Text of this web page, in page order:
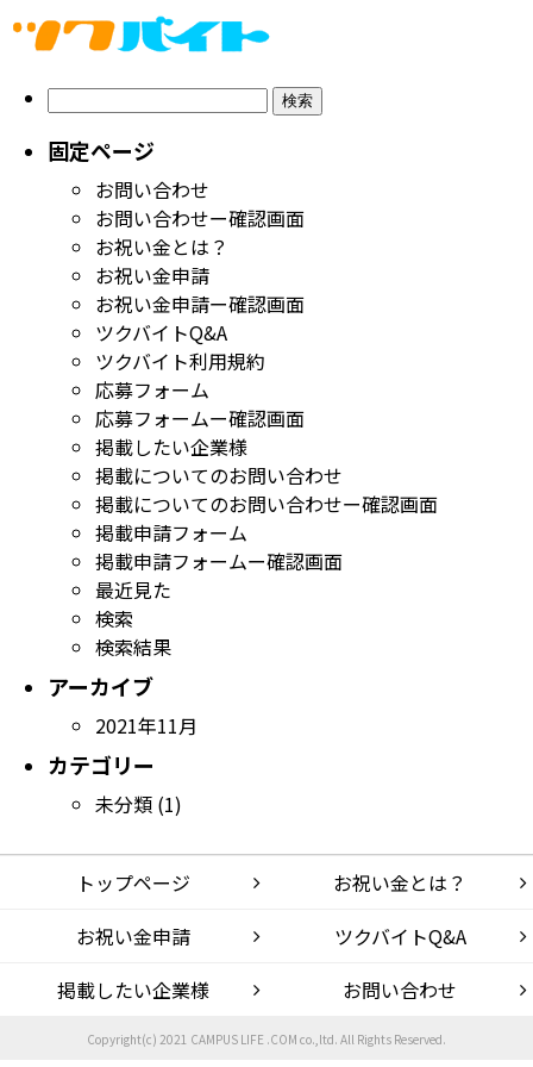
検
固定ページ
お問い合わせ
お問い合わせー確認画面
お祝い金とは？
お祝い金申請
お祝い金申請ー確認画面
ツクバイトQ&A
ツクバイト利用規約
応募フォーム
応募フォームー確認画面
掲載したい企業様
掲載についてのお問い合わせ
掲載についてのお問い合わせー確認画面
掲載申請フォーム
掲載申請フォームー確認画面
最近見た
検索
検索結果
アーカイブ
2021年11月
カテゴリー
未分類 (1)
トップページ
お祝い金とは？
お祝い金申請
ツクバイトQ&A
掲載したい企業様
お問い合わせ
Copyright(c) 2021 CAMPUS LIFE .COM co.,ltd. All Rights Reserved.